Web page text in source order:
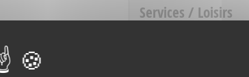
Services / Loisirs
RÉSERVATION DIRECTE